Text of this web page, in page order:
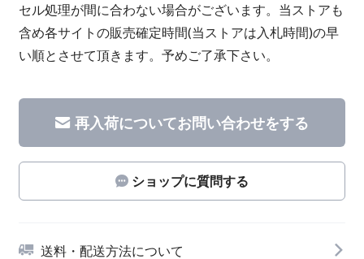
セル処理が間に合わない場合がございます。当ストアも
含め各サイトの販売確定時間(当ストアは入札時間)の早
い順とさせて頂きます。予めご了承下さい。
再入荷についてお問い合わせをする
ショップに質問する
送料・配送方法について